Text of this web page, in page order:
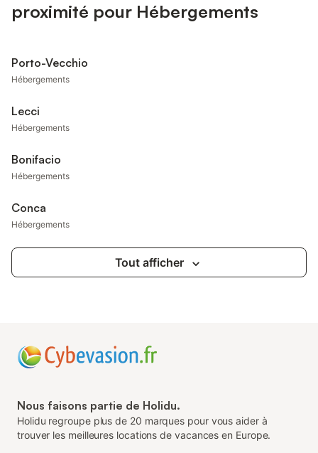
proximité pour Hébergements
Porto-Vecchio
Hébergements
Lecci
Hébergements
Bonifacio
Hébergements
Conca
Hébergements
Tout afficher
Nous faisons partie de Holidu.
Holidu regroupe plus de 20 marques pour vous aider à
trouver les meilleures locations de vacances en Europe.